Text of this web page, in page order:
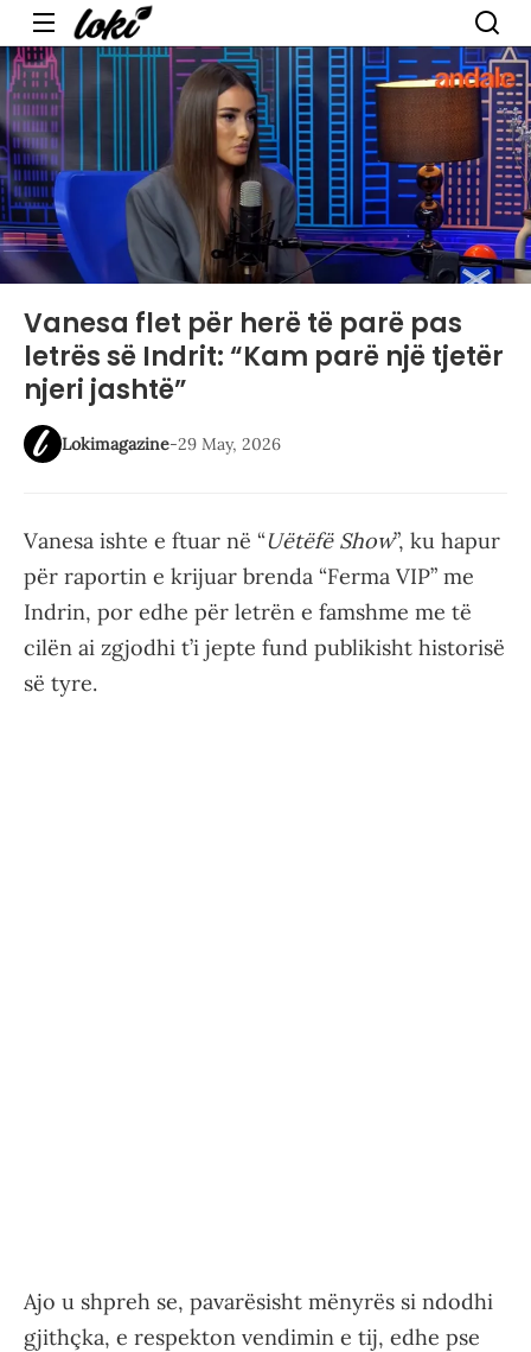
Menu
Vanesa flet për herë të parë pas
letrës së Indrit: “Kam parë një tjetër
njeri jashtë”
Lokimagazine-29 May, 2026
Vanesa ishte e ftuar në “Uëtëfë Show”, ku hapur
për raportin e krijuar brenda “Ferma VIP” me
Indrin, por edhe për letrën e famshme me të
cilën ai zgjodhi t’i jepte fund publikisht historisë
së tyre.
Ajo u shpreh se, pavarësisht mënyrës si ndodhi
gjithçka, e respekton vendimin e tij, edhe pse